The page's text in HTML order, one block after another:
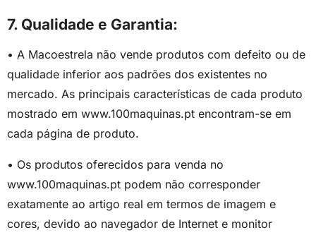
7. Qualidade e Garantia:
• A Macoestrela não vende produtos com defeito ou de
qualidade inferior aos padrões dos existentes no
mercado. As principais características de cada produto
mostrado em www.100maquinas.pt encontram-se em
cada página de produto.
• Os produtos oferecidos para venda no
www.100maquinas.pt podem não corresponder
exatamente ao artigo real em termos de imagem e
cores, devido ao navegador de Internet e monitor